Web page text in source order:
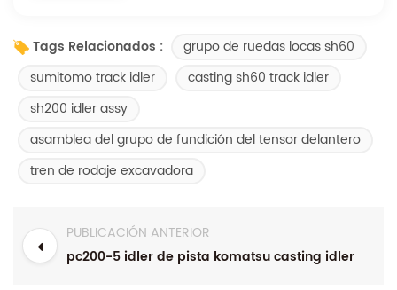
Tags Relacionados :
grupo de ruedas locas sh60
sumitomo track idler
casting sh60 track idler
sh200 idler assy
asamblea del grupo de fundición del tensor delantero
tren de rodaje excavadora
PUBLICACIÓN ANTERIOR
pc200-5 idler de pista komatsu casting idler